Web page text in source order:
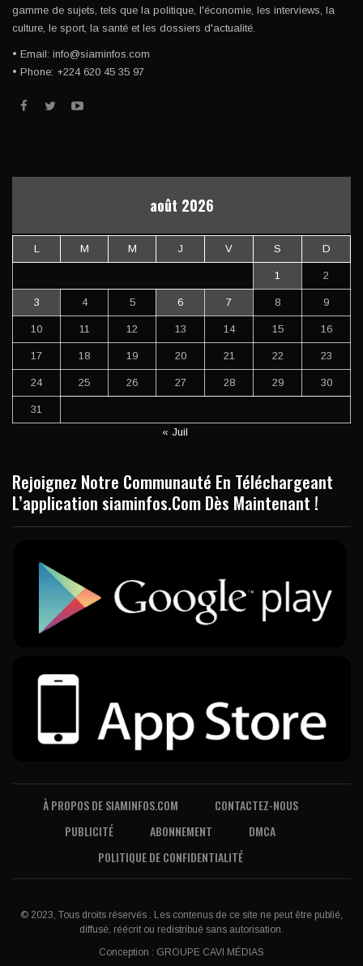
gamme de sujets, tels que la politique, l'économie, les interviews, la
culture, le sport, la santé et les dossiers d'actualité.
• Email: info@siaminfos.com
• Phone: +224 620 45 35 97
août 2026
L M M J V S D
1 2
3 4 5 6 7 8 9
10 11 12 13 14 15 16
17 18 19 20 21 22 23
24 25 26 27 28 29 30
31
« Juil
Rejoignez Notre Communauté En Téléchargeant
L’application siaminfos.Com Dès Maintenant !
À PROPOS DE SIAMINFOS.COM
CONTACTEZ-NOUS
PUBLICITÉ
ABONNEMENT
DMCA
POLITIQUE DE CONFIDENTIALITÉ
© 2023, Tous droits réservés . Les contenus de ce site ne peut être publié,
diffusé, réécrit ou redistribué sans autorisation.
Conception : GROUPE CAVI MÉDIAS